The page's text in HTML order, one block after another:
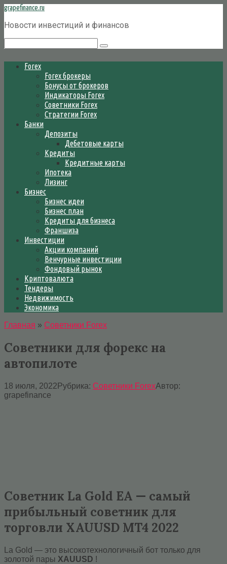
Перейти
контенту
grapefinance.ru
Новости инвестиций и финансов
Forex
Forex брокеры
Бонусы от брокеров
Индикаторы Forex
Советники Forex
Стратегии Forex
Банки
Депозиты
Дебетовые карты
Кредиты
Кредитные карты
Ипотека
Лизинг
Бизнес
Бизнес идеи
Бизнес план
Кредиты для бизнеса
Франшиза
Инвестиции
Акции компаний
Венчурные инвестиции
Фондовый рынок
Криптовалюта
Тендеры
Недвижимость
Экономика
Главная » Советники Forex
Советники для форекс на
автопилоте
18 июля, 2022 Рубрика: Советники ForexАвтор:
grapefinance
Советник La Gold EA — самый
прибыльный советник для
торговли XAUUSD MT4 2022
La Gold — это высокотехнологичный бот только для
золотой пары XAUUSD !